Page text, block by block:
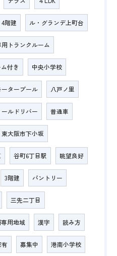
4階建 ル・グランデ上町台
用トランクルーム
付き 中央小学校
ータープール 八戸ノ里
ールドリバー 普通車
東大阪市下小坂
谷町6丁目駅 眺望良好
3階建 パントリー
三先二丁目
用地域 漢字 読み方
募集中 港南小学校